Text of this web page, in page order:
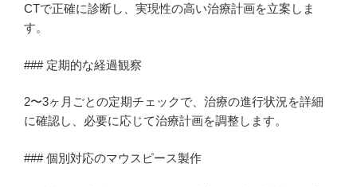
CTで正確に診断し、実現性の高い治療計画を立案しま
す。
### 定期的な経過観察
2〜3ヶ月ごとの定期チェックで、治療の進行状況を詳細
に確認し、必要に応じて治療計画を調整します。
### 個別対応のマウスピース製作